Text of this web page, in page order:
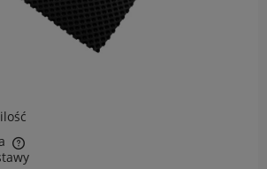
kosztów płatności